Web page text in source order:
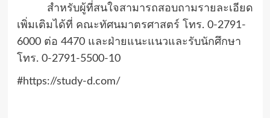
สำหรับผู้ที่สนใจสามารถสอบถามรายละเอียด
เพิ่มเติมได้ที่ คณะทัศนมาตรศาสตร์ โทร. 0-2791-
6000 ต่อ 4470 และฝ่ายแนะแนวและรับนักศึกษา
โทร. 0-2791-5500-10
#https://study-d.com/